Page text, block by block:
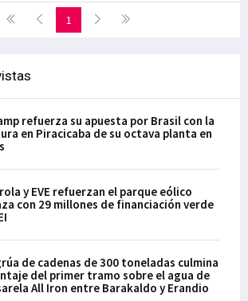
sistemas de comunicación
interactuar con usuarios
(webs, apps, redes
sociales…) o nuevas
que dotan de versatilidad a
los espacios (realidad
aumentada…). Es obligada
nuestro ámbito se traduce
en autosuficiencia
energética, gestión de
residuos o slow food. Por
1
refuerza su apuesta por Brasil con la
en Piracicaba de su octava planta en
y EVE refuerzan el parque eólico
con 29 millones de financiación verde
de cadenas de 300 toneladas culmina
del primer tramo sobre el agua de
All Iron entre Barakaldo y Erandio